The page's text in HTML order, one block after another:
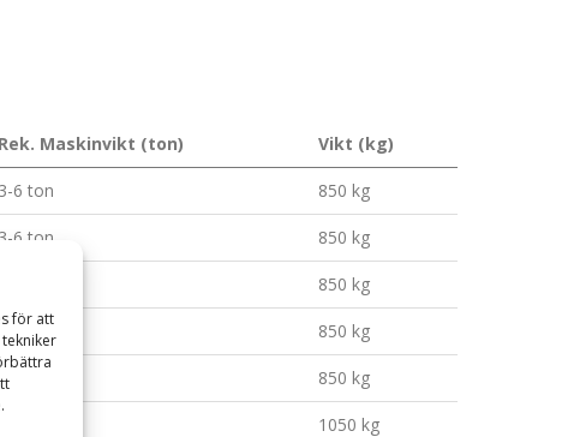
för att
Rek. Maskinvikt (ton) Vikt (kg)
3-6 ton 850 kg
3-6 ton 850 kg
850 kg
6 ton 850 kg
6 ton 850 kg
1050 kg